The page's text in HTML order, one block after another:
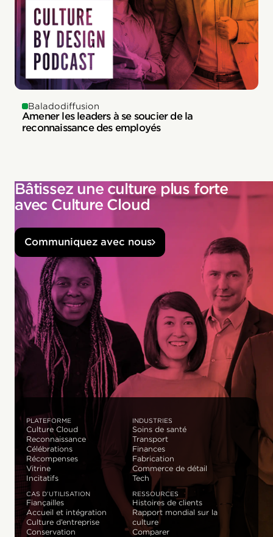
Baladodiffusion
Amener les leaders à se soucier de la
reconnaissance des employés
Bâtissez une culture plus forte
avec Culture Cloud
Communiquez avec nous
PLATEFORME
Culture Cloud
Reconnaissance
Célébrations
Récompenses
Vitrine
Incitatifs
INDUSTRIES
Soins de santé
Transport
Finances
Fabrication
Commerce de détail
Tech
CAS D’UTILISATION
Fiançailles
Accueil et intégration
Culture d’entreprise
Conservation
RESSOURCES
Histoires de clients
Rapport mondial sur la
culture
Comparer